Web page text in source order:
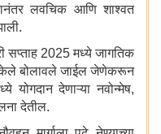
लवचिक आणि शाश्वत
सप्ताह 2025 मध्ये जागतिक
केले बोलावले जाईल जेणेकरून
देणाऱ्या नवोन्मेष,
देतील.